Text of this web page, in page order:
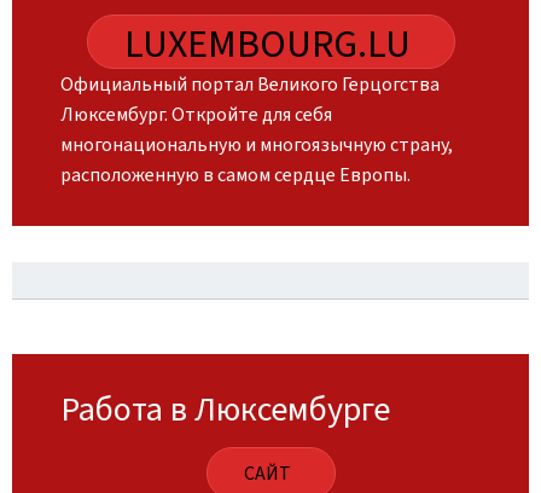
LUXEMBOURG.LU
Официальный портал Великого Герцогства
Люксембург. Откройте для себя
многонациональную и многоязычную страну,
расположенную в самом сердце Европы.
Работа в Люксембурге
САЙТ